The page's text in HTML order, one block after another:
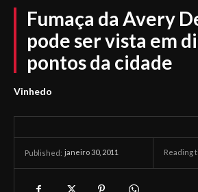
Fumaça da Avery
pode ser vista em
pontos da cidade
Vinhedo
Published: janeiro 30, 2011 Reading